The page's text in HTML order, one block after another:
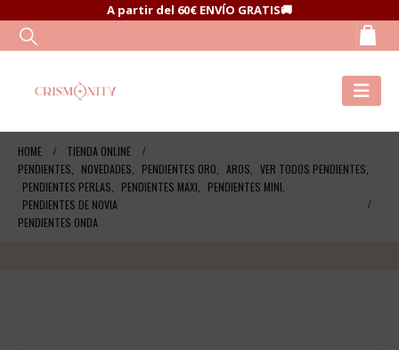
A partir del 60€ ENVÍO GRATIS🚚
HOME
TIENDA ONLINE
PENDIENTES
NOVEDADES PENDIENTES ORO AROS VER TODOS PENDIENTES
PENDIENTES PERLAS
PENDIENTES MAXI PENDIENTES MINI
PENDIENTES DE NOVIA
PENDIENTES ONDA